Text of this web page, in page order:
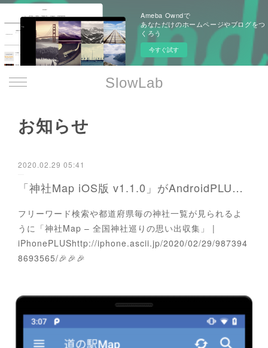
Ameba Owndで
あなただけのホームページやブログをつ
くろう
今すぐ試す
SlowLab
お知らせ
2020.02.29 05:41
「神社Map iOS版 v1.1.0」がAndroidPLUS様にレビュー掲載されました!!
フリーワード検索や都道府県毎の神社一覧が見られるよ
うに「神社Map – 全国神社巡りの思い出収集」 |
iPhonePLUShttp://iphone.ascii.jp/2020/02/29/987394
8693565/🎉🎉🎉